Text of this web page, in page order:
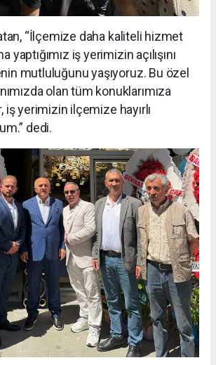
“İlçemize daha kaliteli hizmet
yaptığımız iş yerimizin açılışını
mutluluğunu yaşıyoruz. Bu özel
olan tüm konuklarımıza
iş yerimizin ilçemize hayırlı
dedi.